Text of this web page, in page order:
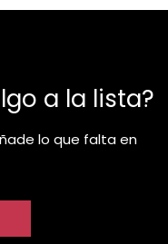
a la lista?
lo que falta en